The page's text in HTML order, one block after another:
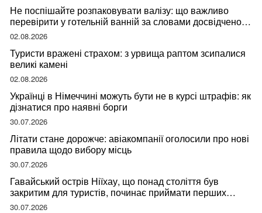
Не поспішайте розпаковувати валізу: що важливо
перевірити у готельній ванній за словами досвідченої
мандрівниці
02.08.2026
Туристи вражені страхом: з урвища раптом зсипалися
великі камені
02.08.2026
Українці в Німеччині можуть бути не в курсі штрафів: як
дізнатися про наявні борги
30.07.2026
Літати стане дорожче: авіакомпанії оголосили про нові
правила щодо вибору місць
30.07.2026
Гавайський острів Ніїхау, що понад століття був
закритим для туристів, починає приймати перших
відвідувачів
30.07.2026